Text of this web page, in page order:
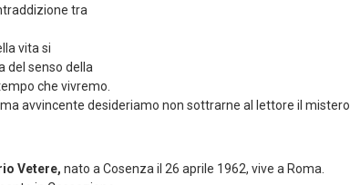
tra
vita si
del senso della
che vivremo.
avvincente desideriamo non sottrarne al lettore il mistero.
Vetere, nato a Cosenza il 26 aprile 1962, vive a Roma.